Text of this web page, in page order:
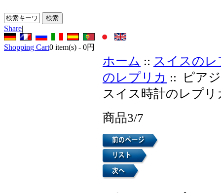
Share|
Shopping Cart0 item(s) - 0円
ホーム :: スイスの
のレプリカ :: ピア
スイス時計のレプリ
商品3/7